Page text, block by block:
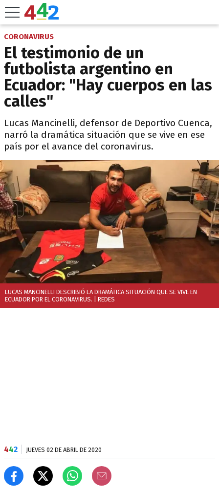
CORONAVIRUS
El testimonio de un
futbolista argentino en
Ecuador: "Hay cuerpos en las
calles"
Lucas Mancinelli, defensor de Deportivo Cuenca,
narró la dramática situación que se vive en ese
país por el avance del coronavirus.
LUCAS MANCINELLI DESCRIBIÓ LA DRAMÁTICA SITUACIÓN QUE SE VIVE EN
ECUADOR POR EL CORONAVIRUS. | REDES
442 JUEVES 02 DE ABRIL DE 2020